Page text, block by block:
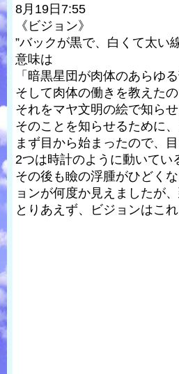
8月19日7:55
《ビジョン》
”バックが黒で、白くて太い
意味は
「暗黒星団が肉体のあらゆ
そして肉体の働きを教えたの
それをマヤ文明の絵で知らせ
そのことを知らせるために
まず目から始まったので、
2つは時計のように動いてい
その後も瞼の浮腫がひどく
ョンが何度か見えましたが
とりあえず、ビジョンはこれ